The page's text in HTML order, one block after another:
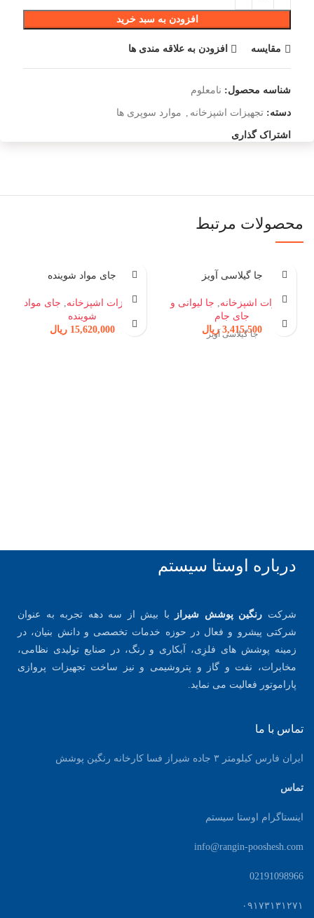
افزودن به سبد خرید
مقایسه افزودن به علاقه مندی ها
شناسه محصول: نامعلوم
دسته: تجهیزات اشپزخانه , موارد سوپری ها
اشتراک گذاری
محصولات مرتبط
جا گیلاسی آویز
تجهیزات اشپزخانه, جا لیوانی و
جای جام
3,415,500 ریال
جا گیلاسی آویز
جای مواد شوینده
تجهیزات اشپزخانه, جای مواد
شوینده
15,620,000 ریال
درباره اوستا سیستم
شرکت رنگین پوشش شیراز
با بیش از سه دهه تجربه به عنوان
شرکتی پیشرو و فعال در حوزه خدمات تخصصی و دانش بنیان، در
زمینه پوشش های فلزِی، آبکاری و رنگ، در صنایع تولیدی نظامی،
مخابرات، نفت و گاز و پتروشیمی و نیز ساخت تجهیزات پروازی
پاراموتور فعالیت می نماید.
تماس با ما
ایران فارس کیلومتر ۳ جاده شیراز فسا کارخانه رنگین پوشش
تماس
اینستاگرام اوستا سیستم
info@rangin-pooshesh.com
02191098966
۰۹۱۷۳۱۳۱۲۷۱